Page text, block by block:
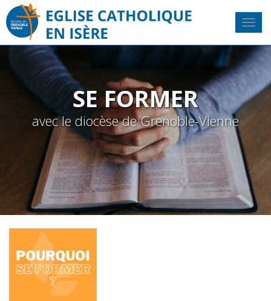
SE FORMER
avec le diocèse de Grenoble-Vienne